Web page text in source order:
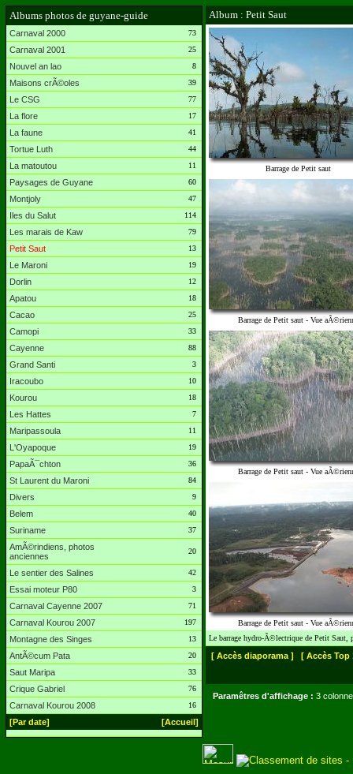
Albums photos de guyane-guide
Carnaval 2000 73
Carnaval 2001 25
Nouvel an lao 8
Maisons crÃ©oles 39
Le CSG 77
La flore 17
La faune 41
Tortue Luth 44
La matoutou 11
Paysages de Guyane 60
Montjoly 47
Iles du Salut 114
Les marais de Kaw 79
Petit Saut 13
Le Maroni 19
Dorlin 12
Apatou 18
Cacao 25
Camopi 33
Cayenne 88
Grand Santi 3
Iracoubo 10
Kourou 18
Les Hattes 7
Maripassoula 11
L'Oyapoque 19
PapaÃ¯chton 36
St Laurent du Maroni 84
Divers 9
Belem 40
Suriname 37
AmÃ©rindiens, photos
anciennes
20
Le sentier des Salines 42
Essai moteur P80 3
Carnaval Cayenne 2007 71
Carnaval Kourou 2007 197
Montagne des Singes 13
AntÃ©cum Pata 20
Saut Maripa 33
Crique Gabriel 76
Carnaval Kourou 2008 16
[Par date] [Accueil]
Album : Petit Saut
Barrage de Petit saut
Barrage de Petit saut - Vue
Barrage de Petit saut - Vue
Barrage de Petit saut - Vue
Le barrage hydro-Ã©lectrique de Petit Saut,
[ Accès diaporama ] [ Accès Top
Paramêtres d'affichage : 3